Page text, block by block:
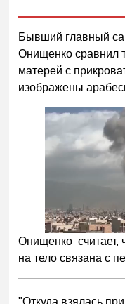
Бывший главный
Онищенко сравнил
матерей с
изображены
Онищенко считает,
на тело связана с